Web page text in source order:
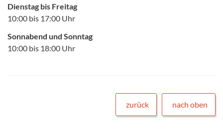
Dienstag bis Freitag
10:00 bis 17:00 Uhr
Sonnabend und Sonntag
10:00 bis 18:00 Uhr
zurück nach oben